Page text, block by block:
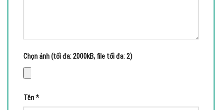
Chọn ảnh (tối đa: 2000kB, file tối đa: 2)
Tên*